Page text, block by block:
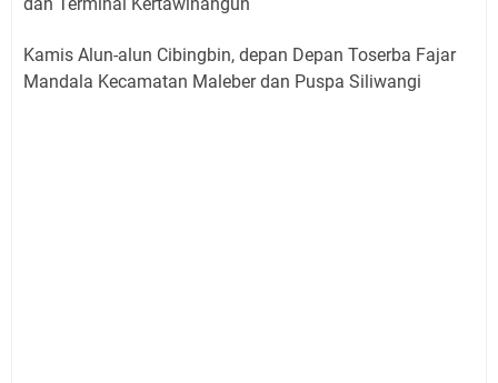
Kamis Alun-alun Cibingbin, depan Depan Toserba Fajar
Mandala Kecamatan Maleber dan Puspa Siliwangi